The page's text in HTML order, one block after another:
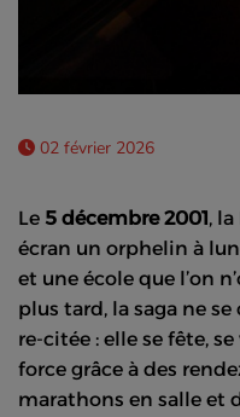
02 février 2026
Le 5 décembre 2001 ,
écran un orphelin à
et une école que l’on
plus tard, la saga ne
re-citée : elle se fête,
force grâce à des
marathons en salle et